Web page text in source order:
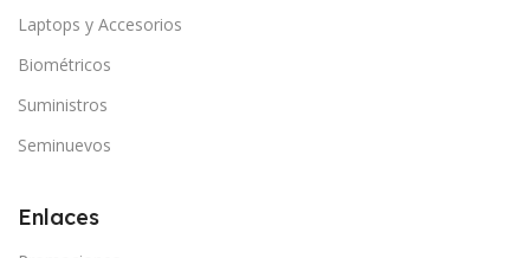
Laptops y Accesorios
Biométricos
Suministros
Seminuevos
Enlaces